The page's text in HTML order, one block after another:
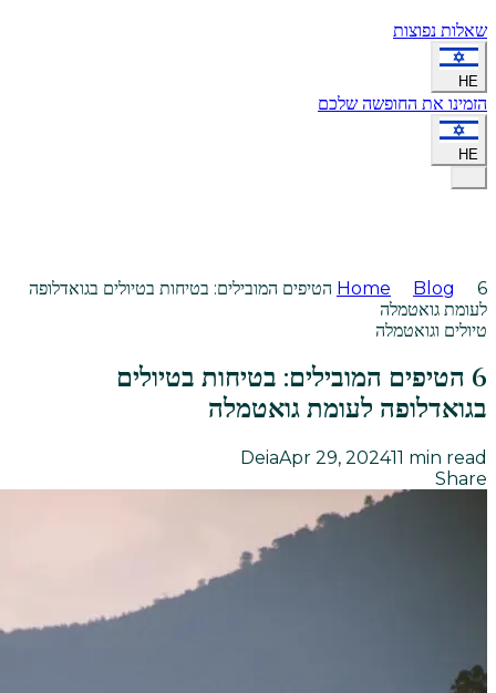
שאלות נפוצות
HE
הזמינו את החופשה שלכם
HE
Home Blog
6 הטיפים המובילים: בטיחות בטיולים בגואדלופה
לעומת גואטמלה
טיולים וגואטמלה
6 הטיפים המובילים: בטיחות בטיולים
בגואדלופה לעומת גואטמלה
DeiaApr 29, 202411 min read
Share